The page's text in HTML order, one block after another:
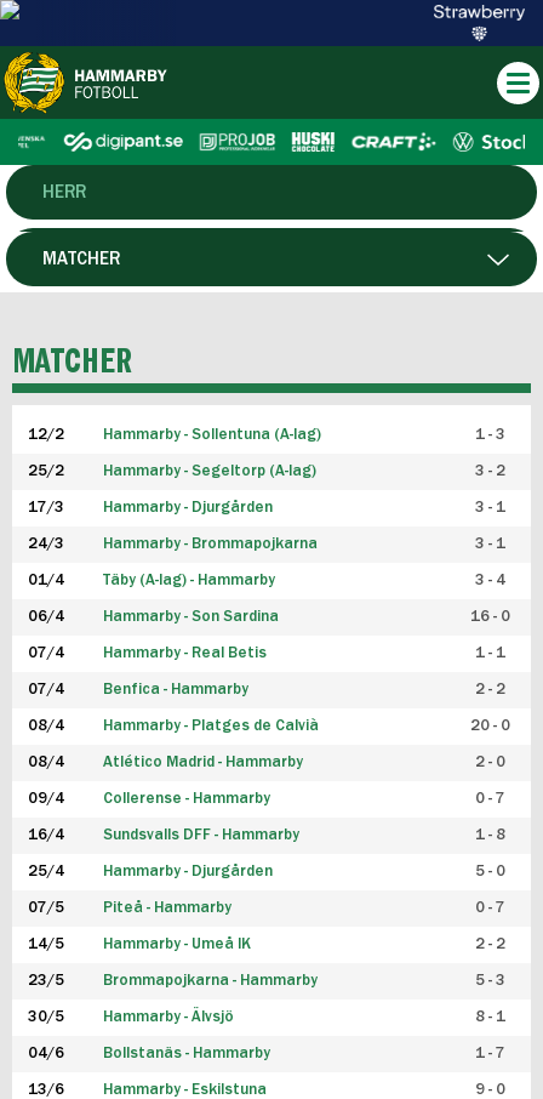
HERR
DAM
P19
F19
FUTSAL HERR
FUTSAL DAM
MATCHER
MATCHER
12/2 Hammarby - Sollentuna (A-lag) 1 - 3
25/2 Hammarby - Segeltorp (A-lag) 3 - 2
17/3 Hammarby - Djurgården 3 - 1
24/3 Hammarby - Brommapojkarna 3 - 1
01/4 Täby (A-lag) - Hammarby 3 - 4
06/4 Hammarby - Son Sardina 16 - 0
07/4 Hammarby - Real Betis 1 - 1
07/4 Benfica - Hammarby 2 - 2
08/4 Hammarby - Platges de Calvià 20 - 0
08/4 Atlético Madrid - Hammarby 2 - 0
09/4 Collerense - Hammarby 0 - 7
16/4 Sundsvalls DFF - Hammarby 1 - 8
25/4 Hammarby - Djurgården 5 - 0
07/5 Piteå - Hammarby 0 - 7
14/5 Hammarby - Umeå IK 2 - 2
23/5 Brommapojkarna - Hammarby 5 - 3
30/5 Hammarby - Älvsjö 8 - 1
04/6 Bollstanäs - Hammarby 1 - 7
13/6 Hammarby - Eskilstuna 9 - 0